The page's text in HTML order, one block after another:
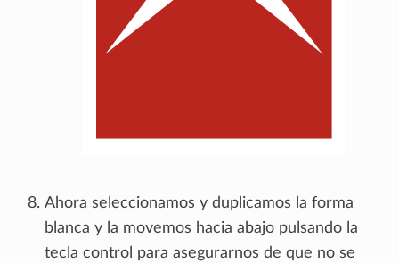
Ahora seleccionamos y duplicamos la forma
blanca y la movemos hacia abajo pulsando la
tecla control para asegurarnos de que no se